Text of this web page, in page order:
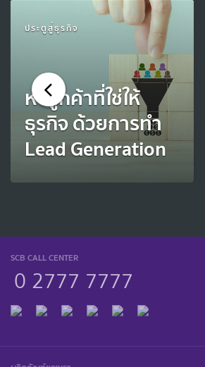
ประตูสู่ธุรกิจ
หาลูกค้าที่ใช่ให้
ธุรกิจ ด้วยการทำ
Lead Generation
SCB CALL CENTER
0 2777 7777